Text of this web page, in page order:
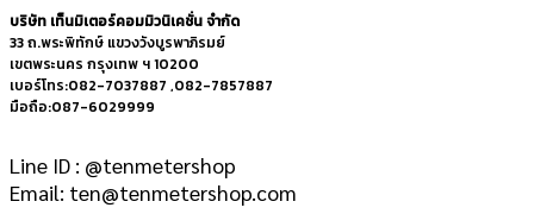
บริษัท เท็นมิเตอร์คอมมิวนิเคชั่น จำกัด
33 ถ.พระพิทักษ์ แขวงวังบูรพาภิรมย์
เขตพระนคร กรุงเทพ ฯ 10200
เบอร์โทร:082-7037887 ,082-7857887
มือถือ:087-6029999
Line ID : @tenmetershop
Email: ten@tenmetershop.com